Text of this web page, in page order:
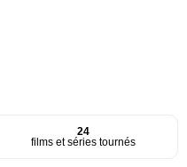
24
films et séries tournés